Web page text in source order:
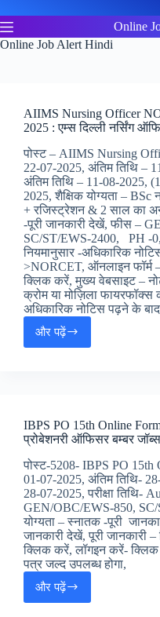
to
content
Online
Online Job Alert Hindi
AIIMS Nursing Officer
2025 : एम्स दिल्ली नर्सिंग
पोस्ट – AIIMS Nursing
22-07-2025, अंतिम तिथि –
अंतिम तिथि – 11-08-2025,
2025, शैक्षिक योग्यता – BSc
+ रजिस्ट्रेशन & 2 साल का
-पूरी जानकारी देखें, फीस –
SC/ST/EWS-2400, PH -
नियमानुसार -अधिकारिक
>NORCET, ऑनलाइन फॉर्म
क्लिक करें, मुख्य वेबसाइट –
क्रोम या मोज़िला
अधिकारिक नोटिस पढ़ने के
और पढ़ेंAIIMS
Form
2025
:
एम्स
दिल्ली
नर्सिंग
ऑफिसर
भर्ती,
IBPS PO 15th Online
प्रोबेशनरी ऑफिसर बम्बर जॉब्स
पोस्ट-5208- IBPS PO 15th
01-07-2025, अंतिम तिथि-
28-07-2025, परीक्षा तिथि-
GEN/OBC/EWS-850, SC/
योग्यता – स्नातक -पूरी
जानकारी देखें, पूरी जानकारी
क्लिक करें, लॉगइन करें-
पत्र जल्द उपलब्ध होगा,
और पढ़ेंIBPS
PO